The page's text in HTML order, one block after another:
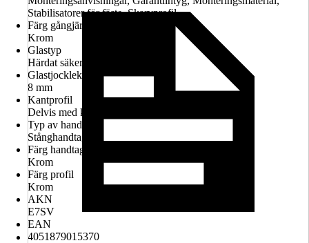
Stabilisatorer för fäste, Skarvprofil
Färg gångjärn
Krom
Glastyp
Härdat säkerhetsglas
Glastjocklek
8 mm
Kantprofil
Delvis med kantprofil
Typ av handtag
Stånghandtag
Färg handtag
Krom
Färg profil
Krom
AKN
E7SV
EAN
4051879015370